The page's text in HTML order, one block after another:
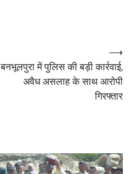
बनभूलपुरा में पुलिस की बड़ी कार्रवाई,
अवैध असलाह के साथ आरोपी
गिरफ्तार
⟶